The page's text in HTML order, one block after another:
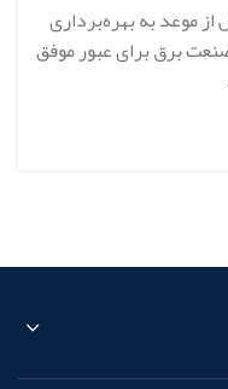
از موعد به بهره‌برداری
برق برای عبور موفق